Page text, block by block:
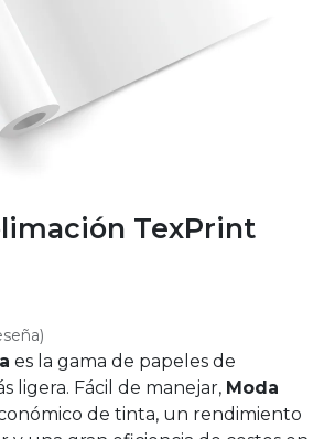
TexPrint
es la gama de papeles de
ligera. Fácil de manejar, Moda
de tinta, un rendimiento